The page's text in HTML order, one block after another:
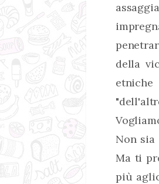
della
Non sia
Ma ti
più